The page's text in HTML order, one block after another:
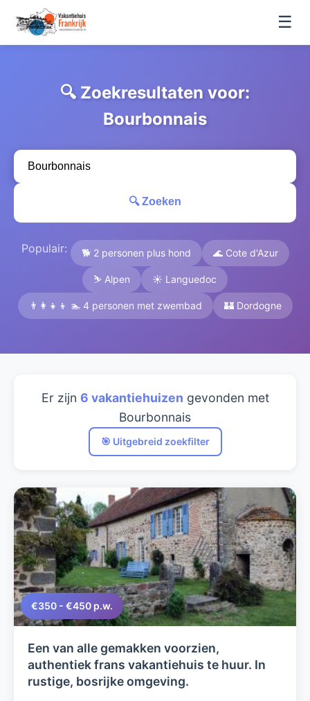
☰
🔍 Zoekresultaten voor:
Bourbonnais
🔍 Zoeken
Populair: 🐕 2 personen plus hond 🌊 Cote d'Azur
⛷️ Alpen ☀️ Languedoc
👨‍👩‍👧‍👦 🏊 4 personen met zwembad 🏰 Dordogne
Er zijn 6 vakantiehuizen gevonden met
Bourbonnais
🎯 Uitgebreid zoekfilter
€350 - €450 p.w.
Een van alle gemakken voorzien,
authentiek frans vakantiehuis te huur. In
rustige, bosrijke omgeving.